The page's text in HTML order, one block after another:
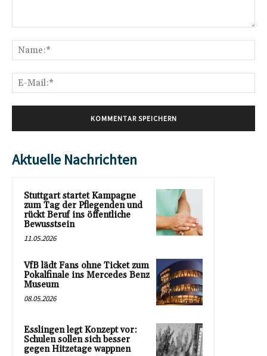
Aktuelle Nachrichten
Stuttgart startet Kampagne
zum Tag der Pflegenden und
rückt Beruf ins öffentliche
Bewusstsein
11.05.2026
VfB lädt Fans ohne Ticket zum
Pokalfinale ins Mercedes Benz
Museum
08.05.2026
Esslingen legt Konzept vor:
Schulen sollen sich besser
gegen Hitzetage wappnen